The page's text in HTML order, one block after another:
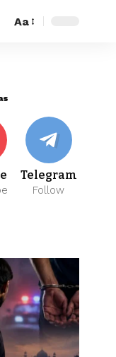
Aa
Telegram
Follow